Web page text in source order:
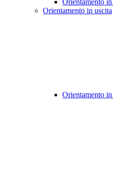
Orientamento
Orientamento in uscita
Orientamento